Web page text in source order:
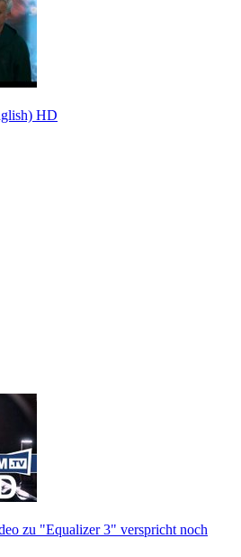
HD
zu "Equalizer 3" verspricht noch